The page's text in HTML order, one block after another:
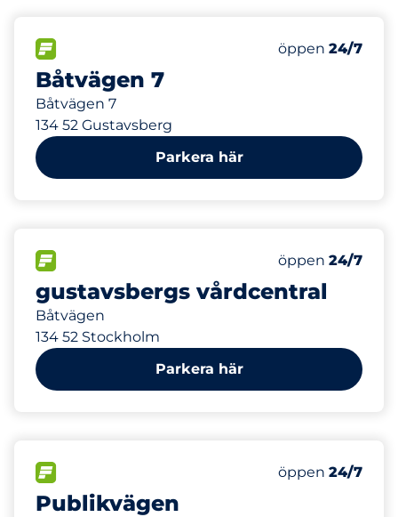
Båtvägen 7
Båtvägen 7
134 52 Gustavsberg
Antal
Totalt antal
Måndag
öppen 24/7
365 m
Parkera här
gustavsbergs vårdcentral
Båtvägen
134 52 Stockholm
Antal
Totalt antal
Måndag
öppen 24/7
380 m
Parkera här
Publikvägen
Antal
Totalt antal
Måndag
öppen 24/7
468 m